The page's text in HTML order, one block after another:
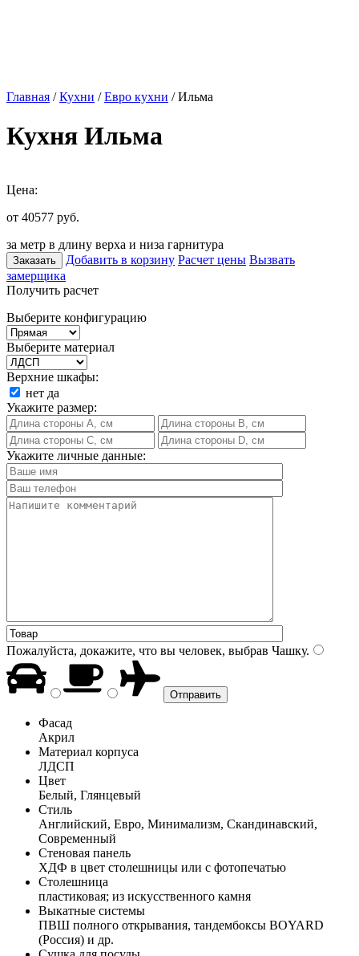
Главная /Кухни /Евро кухни / Ильма
Кухня Ильма
Цена:
от 40577 руб.
за метр в длину верха и низа гарнитура
Заказать Добавить в корзину Расчет цены Вызвать
замерщика
Получить расчет
Выберите конфигурацию
Выберите материал
Верхние шкафы:
нет да
Укажите размер:
Укажите личные данные:
Пожалуйста, докажите, что вы человек, выбрав Чашку.
Фасад
Акрил
Материал корпуса
ЛДСП
Цвет
Белый, Глянцевый
Стиль
Английский, Евро, Минимализм, Скандинавский,
Современный
Стеновая панель
ХДФ в цвет столешницы или с фотопечатью
Столешница
пластиковая; из искусственного камня
Выкатные системы
ПВШ полного открывания, тандембоксы BOYARD
(Россия) и др.